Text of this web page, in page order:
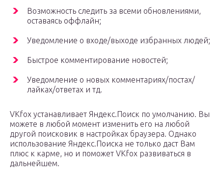
Возможность следить за всеми обновлениями,
оставаясь оффлайн;
Уведомление о входе/выходе избранных людей;
Быстрое комментирование новостей;
Уведомление о новых комментариях/постах/
лайках/ответах и тд.
VKfox устанавливает Яндекс.Поиск по умолчанию. Вы
можете в любой момент изменить его на любой
другой поисковик в настройках браузера. Однако
использование Яндекс.Поиска не только даст Bам
плюс к карме, но и поможет VKfox развиваться в
дальнейшем.